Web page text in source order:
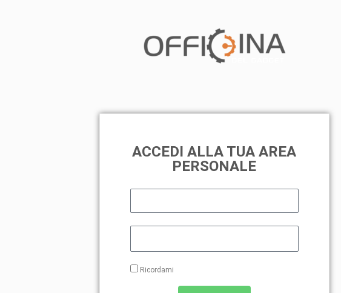
ACCEDI ALLA TUA AREA
PERSONALE
Ricordami